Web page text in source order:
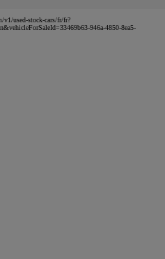
v1/used-stock-cars/fr/fr?
946a-4850-8ea5-